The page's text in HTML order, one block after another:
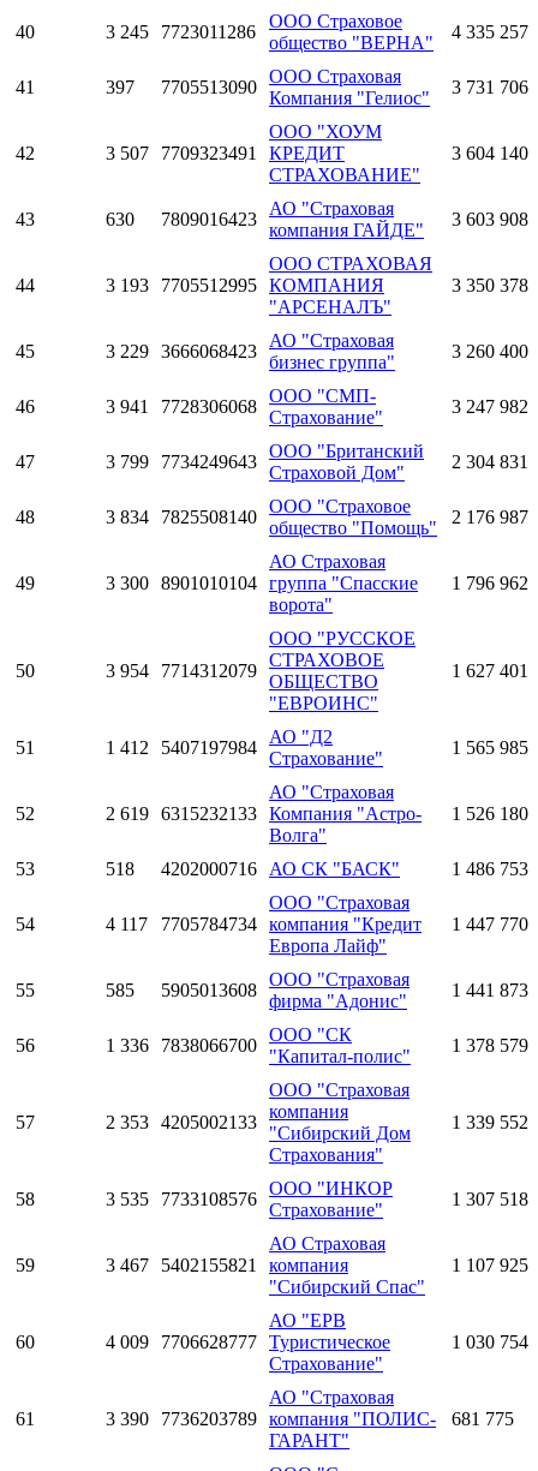
40 3 245 7723011286
ООО Страховое
общество "ВЕРНА"
4 335 257
41 397 7705513090
ООО Страховая
Компания "Гелиос"
3 731 706
42 3 507 7709323491
ООО "ХОУМ
КРЕДИТ
СТРАХОВАНИЕ"
3 604 140
43 630 7809016423
АО "Страховая
компания ГАЙДЕ"
3 603 908
44 3 193 7705512995
ООО СТРАХОВАЯ
КОМПАНИЯ
"АРСЕНАЛЪ"
3 350 378
45 3 229 3666068423
АО "Страховая
бизнес группа"
3 260 400
46 3 941 7728306068
ООО "СМП-
Страхование"
3 247 982
47 3 799 7734249643
ООО "Британский
Страховой Дом"
2 304 831
48 3 834 7825508140
ООО "Страховое
общество "Помощь"
2 176 987
49 3 300 8901010104
АО Страховая
группа "Спасские
ворота"
1 796 962
50 3 954 7714312079
ООО "РУССКОЕ
СТРАХОВОЕ
ОБЩЕСТВО
"ЕВРОИНС"
1 627 401
51 1 412 5407197984
АО "Д2
Страхование"
1 565 985
52 2 619 6315232133
АО "Страховая
Компания "Астро-
Волга"
1 526 180
53 518 4202000716 АО СК "БАСК" 1 486 753
54 4 117 7705784734
ООО "Страховая
компания "Кредит
Европа Лайф"
1 447 770
55 585 5905013608
ООО "Страховая
фирма "Адонис"
1 441 873
56 1 336 7838066700
ООО "СК
"Капитал-полис"
1 378 579
57 2 353 4205002133
ООО "Страховая
компания
"Сибирский Дом
Страхования"
1 339 552
58 3 535 7733108576
ООО "ИНКОР
Страхование"
1 307 518
59 3 467 5402155821
АО Страховая
компания
"Сибирский Спас"
1 107 925
60 4 009 7706628777
АО "ЕРВ
Туристическое
Страхование"
1 030 754
61 3 390 7736203789
АО "Страховая
компания "ПОЛИС-
ГАРАНТ"
681 775